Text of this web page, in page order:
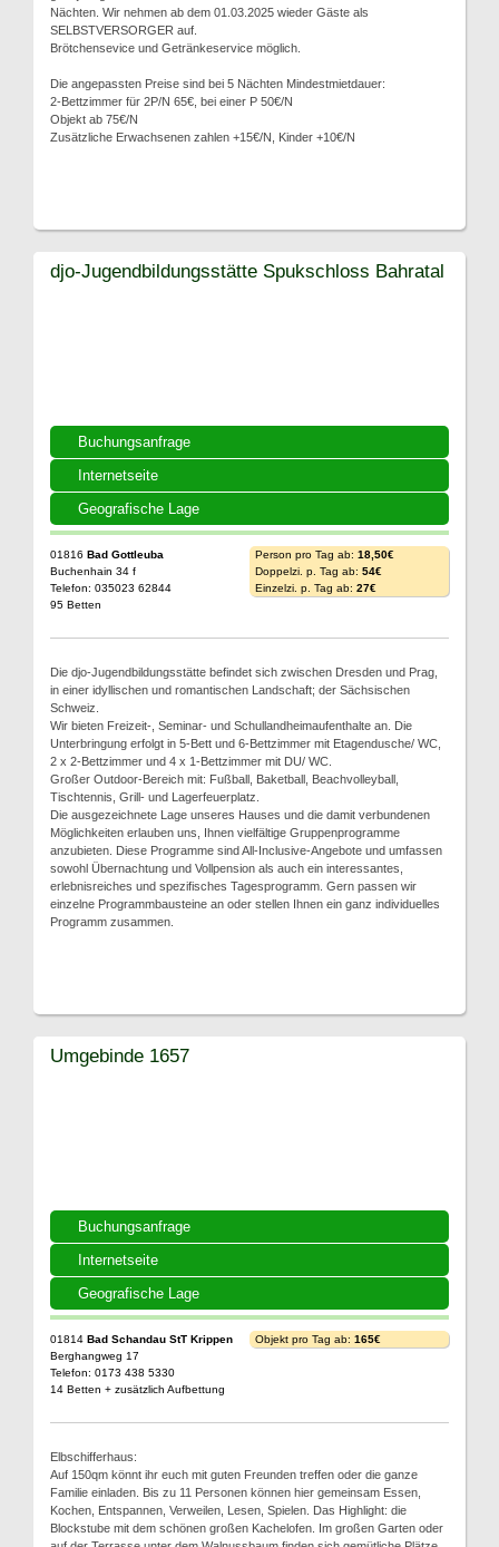
Nächten. Wir nehmen ab dem 01.03.2025 wieder Gäste als
SELBSTVERSORGER auf.
Brötchensevice und Getränkeservice möglich.
Die angepassten Preise sind bei 5 Nächten Mindestmietdauer:
2-Bettzimmer für 2P/N 65€, bei einer P 50€/N
Objekt ab 75€/N
Zusätzliche Erwachsenen zahlen +15€/N, Kinder +10€/N
Buchungsanfrage
Internetseite
Geografische Lage
djo-Jugendbildungsstätte Spukschloss Bahratal
01816 Bad Gottleuba
Buchenhain 34 f
Telefon: 035023 62844
95 Betten
Person pro Tag ab: 18,50€
Doppelzi. p. Tag ab: 54€
Einzelzi. p. Tag ab: 27€
Die djo-Jugendbildungsstätte befindet sich zwischen Dresden und Prag,
in einer idyllischen und romantischen Landschaft; der Sächsischen
Schweiz.
Wir bieten Freizeit-, Seminar- und Schullandheimaufenthalte an. Die
Unterbringung erfolgt in 5-Bett und 6-Bettzimmer mit Etagendusche/ WC,
2 x 2-Bettzimmer und 4 x 1-Bettzimmer mit DU/ WC.
Großer Outdoor-Bereich mit: Fußball, Baketball, Beachvolleyball,
Tischtennis, Grill- und Lagerfeuerplatz.
Die ausgezeichnete Lage unseres Hauses und die damit verbundenen
Möglichkeiten erlauben uns, Ihnen vielfältige Gruppenprogramme
anzubieten. Diese Programme sind All-Inclusive-Angebote und umfassen
sowohl Übernachtung und Vollpension als auch ein interessantes,
erlebnisreiches und spezifisches Tagesprogramm. Gern passen wir
einzelne Programmbausteine an oder stellen Ihnen ein ganz individuelles
Programm zusammen.
Buchungsanfrage
Internetseite
Geografische Lage
Umgebinde 1657
01814 Bad Schandau StT Krippen
Berghangweg 17
Telefon: 0173 438 5330
14 Betten + zusätzlich Aufbettung
Objekt pro Tag ab: 165€
Elbschifferhaus:
Auf 150qm könnt ihr euch mit guten Freunden treffen oder die ganze
Familie einladen. Bis zu 11 Personen können hier gemeinsam Essen,
Kochen, Entspannen, Verweilen, Lesen, Spielen. Das Highlight: die
Blockstube mit dem schönen großen Kachelofen. Im großen Garten oder